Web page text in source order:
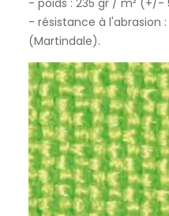
- poids : 235 gr / m² (+/-
- résistance à l'abrasion
(Martindale).